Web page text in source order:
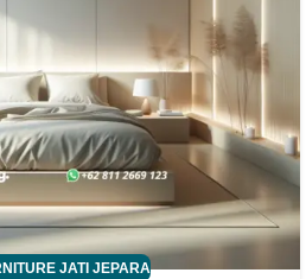
JATI JEPARA